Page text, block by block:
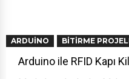
ARDUINO BITIRME
Arduino ile RFID Kapı